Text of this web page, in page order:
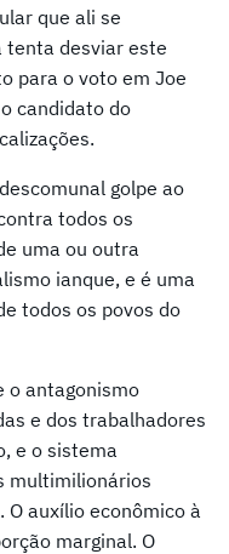
que ali se
tenta desviar este
para o voto em Joe
candidato do
golpe ao
todos os
uma ou outra
ianque, e é uma
todos os povos do
o antagonismo
e dos trabalhadores
e o sistema
multimilionários
auxílio econômico à
marginal. O